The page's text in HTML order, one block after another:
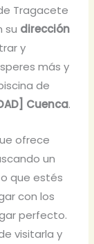
Tragacete
su dirección
y
más y
de
Cuenca.
ofrece
un
que estés
con los
perfecto.
visitarla y